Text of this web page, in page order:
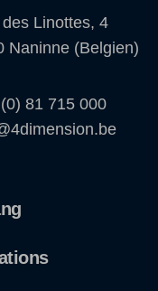
Linottes, 4
Naninne (Belgien)
81 715 000